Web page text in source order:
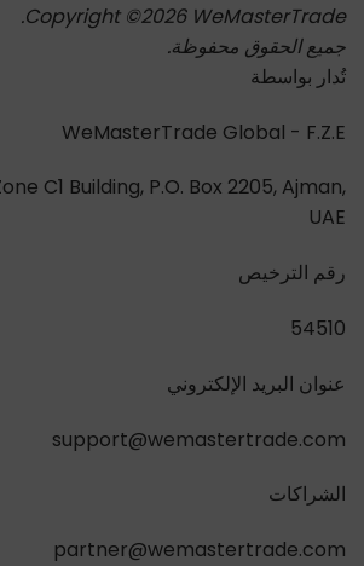
Copyright ©2026 WeMasterTrade.
جميع الحقوق محفوظة.
تُدار بواسطة
WeMasterTrade Global - F.Z.E
C1 Building, P.O. Box 2205, Ajman,
UAE
رقم الترخيص
54510
عنوان البريد الإلكتروني
support@wemastertrade.com
الشراكات
partner@wemastertrade.com